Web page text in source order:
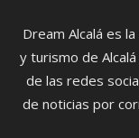
Dream Alcalá es
y turismo de
de las redes
de noticias por